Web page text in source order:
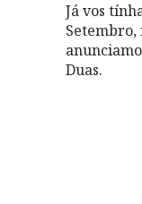
Já vos
Setembro,
Duas.